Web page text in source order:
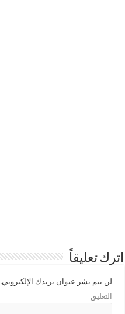
اترك تعليقاً
لن يتم نشر عنوان بريدك الإلكتروني.
التعليق